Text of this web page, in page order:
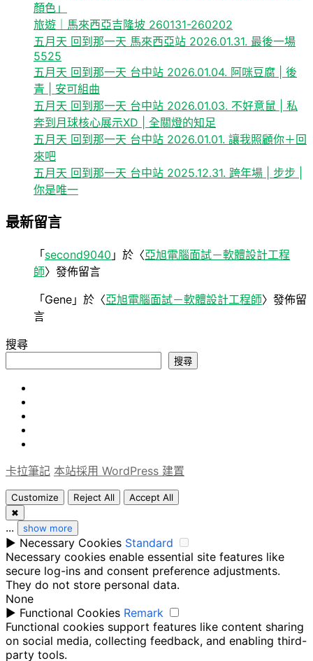
顏色」
旅遊｜馬來西亞吉隆坡 260131-260202
五月天 回到那一天 馬來西亞站 2026.01.31. 最後一場
5525
五月天 回到那一天 台中站 2026.01.04. 阿咪豆腐 | 後
青 | 安可組曲
五月天 回到那一天 台中站 2026.01.03. 不好意鼠 | 私
奔到月球核心展示XD | 全關燈的知足
五月天 回到那一天 台中站 2026.01.01. 讓我照顧你＋回
來吧
五月天 回到那一天 台中站 2025.12.31. 跨年場 | 步步 |
你是唯一
最新留言
「second9040 」於〈亞旭電腦面試－軟體設計工程
師〉發佈留言
「Gene 」於〈亞旭電腦面試－軟體設計工程師〉發佈留
言
搜尋
搜尋
卡拉筆記 本站採用 WordPress 建置
Customize Reject All
Accept All
✖
... show more
► Necessary Cookies Standard
Necessary cookies enable essential site features like
secure log-ins and consent preference adjustments.
They do not store personal data.
None
► Functional Cookies Remark
Functional cookies support features like content sharing
on social media, collecting feedback, and enabling third-
party tools.